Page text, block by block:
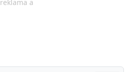
reklama a